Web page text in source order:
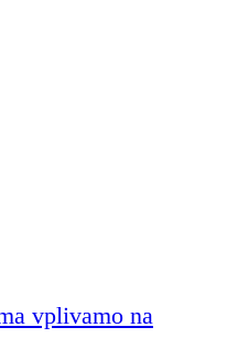
vplivamo na